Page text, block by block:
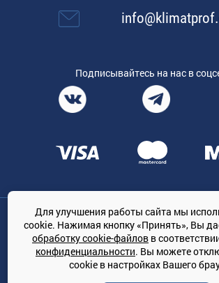
Подписывайтесь на нас в
Общество с ограниченной ответственностью
1167847364079, 197022, г. Санкт-Петербург,
КЛИМАТПРОФ.ONLINE - оптовая продажа
климатической техники на
© Сайт принадлежит ООО
Для улучшения работы сайта мы
cookie. Нажимая кнопку «Принять», Вы
обработку cookie-файлов в
конфиденциальности. Вы можете
cookie в настройках Вашего